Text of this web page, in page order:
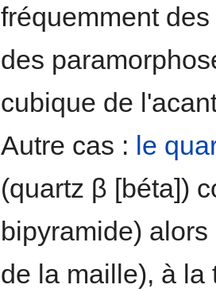
fréquemment
des
cubique de
Autre cas : le
(quartz β [béta])
bipyramide)
de la maille), à la